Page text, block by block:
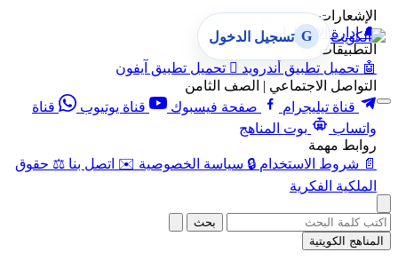
الإشعارات
🔔 إدارة الإشعارات
التطبيقات
🤖 تحميل تطبيق أندرويد  تحميل تطبيق آيفون
التواصل الاجتماعي | الصف الثامن
قناة تيليجرام
صفحة فيسبوك قناة يوتيوب
قناة
واتساب
بوت المناهج
روابط مهمة
📄 شروط الاستخدام 🔒 سياسة الخصوصية ✉️ اتصل بنا ⚖️ حقوق
الملكية الفكرية
G تسجيل الدخول
بحث
المناهج الكويتية